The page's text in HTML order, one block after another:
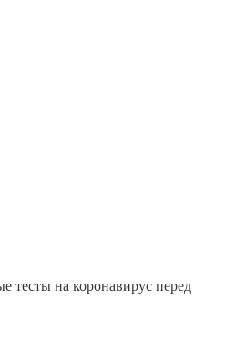
тесты на коронавирус перед